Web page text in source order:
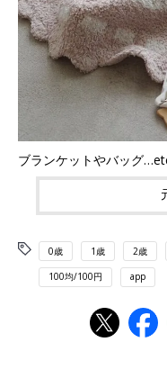
ブランケットやバッグ
0歳 1歳 2歳
100均/100円 app